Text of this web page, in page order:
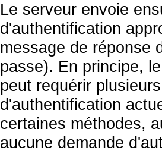
Le serveur envoie
d'authentification
message de réponse
passe). En principe,
peut requérir
d'authentification
certaines méthodes,
aucune demande